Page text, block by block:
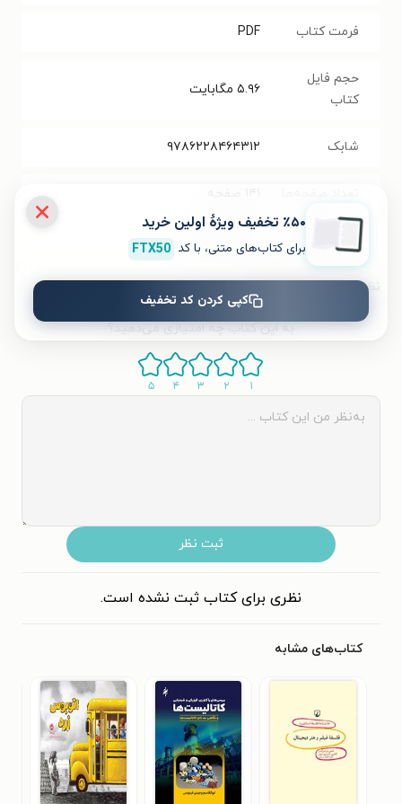
فرمت کتاب PDF
حجم فایل
کتاب
۵.۹۶ مگابایت
شابک ۹۷۸۶۲۲۸۴۶۴۳۱۲
قیمت کتاب ۱۰۰۰۰۰ تومان
نظر شما دربارهٔ این کتاب
به این کتاب چه امتیازی می‌دهید؟
۱ ۲ ۳ ۴ ۵
ثبت نظر
نظری برای کتاب ثبت نشده است.
کتاب‌های مشابه
٪۵۰ تخفیف ویژۀ اولین خرید
برای کتاب‌های متنی، با کد FTX50
کپی کردن کد تخفیف